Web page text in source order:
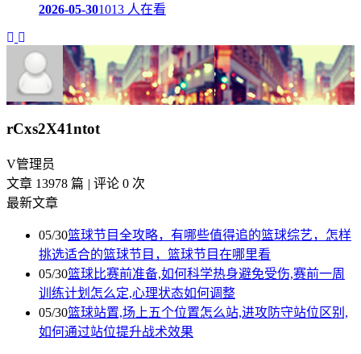
2026-05-301013 人在看
rCxs2X41ntot
V管理员
文章 13978 篇 | 评论 0 次
最新文章
05/30篮球节目全攻略，有哪些值得追的篮球综艺，怎样
挑选适合的篮球节目，篮球节目在哪里看
05/30篮球比赛前准备,如何科学热身避免受伤,赛前一周
训练计划怎么定,心理状态如何调整
05/30篮球站置,场上五个位置怎么站,进攻防守站位区别,
如何通过站位提升战术效果